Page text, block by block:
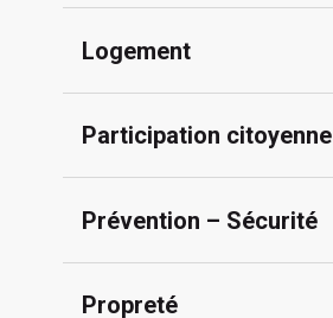
Logement
Participation citoyenne
Prévention – Sécurité
Propreté